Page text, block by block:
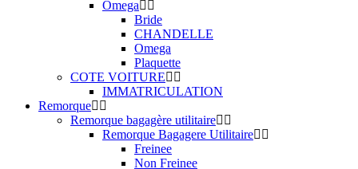
Omega
Bride
CHANDELLE
Omega
Plaquette
COTE VOITURE
IMMATRICULATION
Remorque
Remorque bagagère utilitaire
Remorque Bagagere Utilitaire
Freinee
Non Freinee